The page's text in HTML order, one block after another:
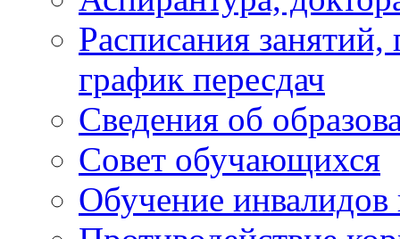
Расписания
график пересдач
Сведения об
Совет обучающихся
Обучение